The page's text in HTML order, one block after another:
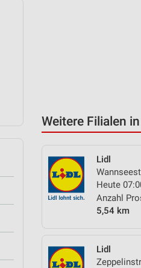
Weitere Filialen
Lidl
Heute
Anzahl
5,54 km
Lidl